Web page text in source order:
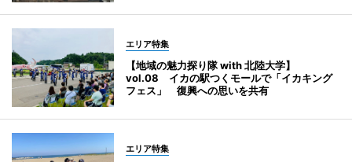
エリア特集
【地域の魅力探り隊 with 北陸大学】
vol.08 イカの駅つくモールで「イカキング
フェス」 復興への思いを共有
エリア特集